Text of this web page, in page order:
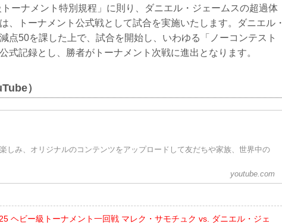
ーナメント特別規程」に則り、ダニエル・ジェームスの超過体
、トーナメント公式戦として試合を実施いたします。ダニエル・
点50を課した上で、試合を開始し、いわゆる「ノーコンテスト
式記録とし、勝者がトーナメント次戦に進出となります。
）
しみ、オリジナルのコンテンツをアップロードして友だちや家族、世界中の
youtube.com
ヘビー級トーナメント一回戦 マレク・サモチュク vs. ダニエル・ジェ